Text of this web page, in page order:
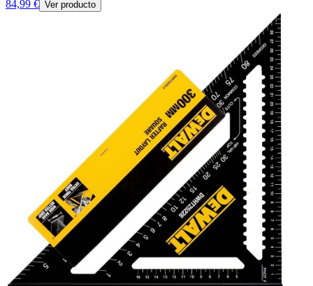
84,99 € Ver producto